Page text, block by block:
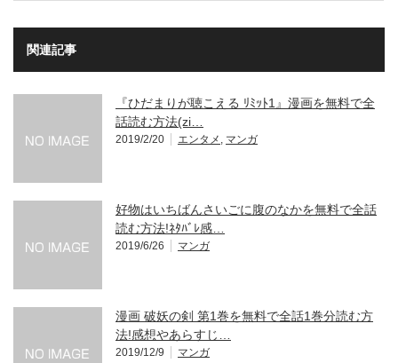
関連記事
『ひだまりが聴こえる ﾘﾐｯﾄ1』漫画を無料で全
話読む方法(zi…
2019/2/20 エンタメ , マンガ
好物はいちばんさいごに腹のなかを無料で全話
読む方法!ﾈﾀﾊﾞﾚ感…
2019/6/26 マンガ
漫画 破妖の剣 第1巻を無料で全話1巻分読む方
法!感想やあらすじ…
2019/12/9 マンガ